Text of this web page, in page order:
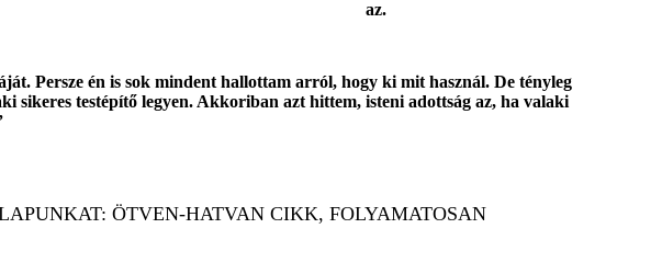
az.
Persze én is sok mindent hallottam arról, hogy ki mit használ. De tényleg
sikeres testépítő legyen. Akkoriban azt hittem, isteni adottság az, ha valaki
ÖTVEN-HATVAN CIKK, FOLYAMATOSAN